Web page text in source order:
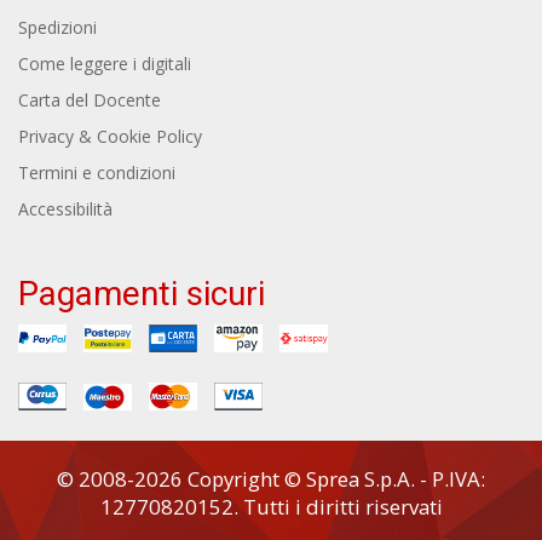
Spedizioni
Come leggere i digitali
Carta del Docente
Privacy & Cookie Policy
Termini e condizioni
Accessibilità
Pagamenti sicuri
© 2008-2026 Copyright © Sprea S.p.A. - P.IVA:
12770820152. Tutti i diritti riservati